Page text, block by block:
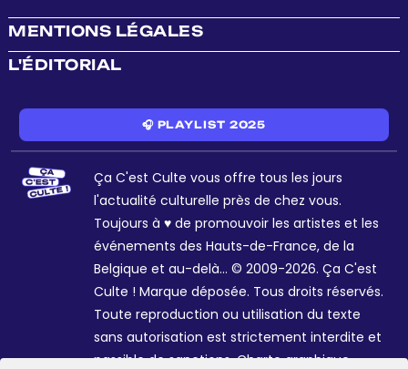
MENTIONS LÉGALES
L'ÉDITORIAL
🎧 PLAYLIST 2025
Ça C'est Culte vous offre tous les jours
l'actualité culturelle près de chez vous.
Toujours à ♥ de promouvoir les artistes et les
événements des Hauts-de-France, de la
Belgique et au-delà... © 2009-2026. Ça C'est
Culte ! Marque déposée. Tous droits réservés.
Toute reproduction ou utilisation du texte
sans autorisation est strictement interdite et
passible de sanctions. Charte graphique